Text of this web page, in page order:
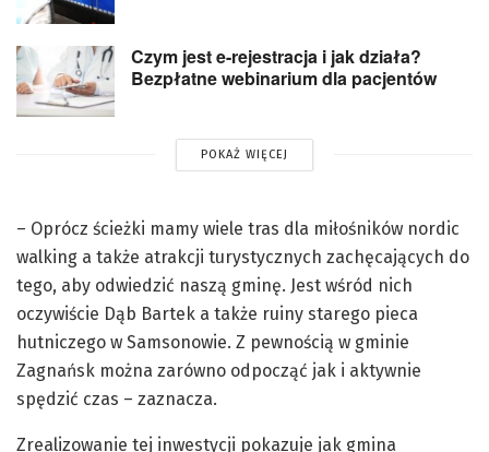
Czym jest e-rejestracja i jak działa?
Bezpłatne webinarium dla pacjentów
POKAŻ WIĘCEJ
– Oprócz ścieżki mamy wiele tras dla miłośników nordic
walking a także atrakcji turystycznych zachęcających do
tego, aby odwiedzić naszą gminę. Jest wśród nich
oczywiście Dąb Bartek a także ruiny starego pieca
hutniczego w Samsonowie. Z pewnością w gminie
Zagnańsk można zarówno odpocząć jak i aktywnie
spędzić czas – zaznacza.
Zrealizowanie tej inwestycji pokazuje jak gmina